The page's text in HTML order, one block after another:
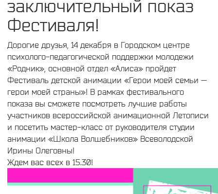
заключительный показ
Фестиваля!
Дорогие друзья, 14 декабря в Городском центре
психолого-педагогической поддержки молодежи
«Родник», основной отдел «Алиса» пройдет
Фестиваль детской анимации «Герои моей семьи —
герои моей страны»! В рамках фестивального
показа вы сможете посмотреть лучшие работы
участников всероссийской анимационной Летописи
и посетить мастер-класс от руководителя студии
анимации «Школа Волшебников» Всеволодской
Ирины Олеговны!
Ждем вас всех в 15.30!